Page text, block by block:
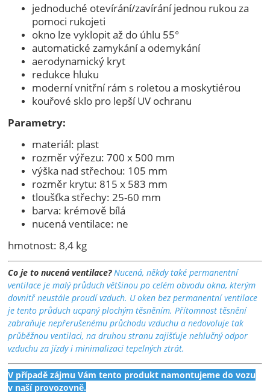
jednoduché otevírání/zavírání jednou rukou za
pomoci rukojeti
okno lze vyklopit až do úhlu 55°
automatické zamykání a odemykání
aerodynamický kryt
redukce hluku
moderní vnitřní rám s roletou a moskytiérou
kouřové sklo pro lepší UV ochranu
Parametry:
materiál: plast
rozměr výřezu: 700 x 500 mm
výška nad střechou: 105 mm
rozměr krytu: 815 x 583 mm
tloušťka střechy: 25-60 mm
barva: krémově bílá
nucená ventilace: ne
hmotnost: 8,4 kg
Co je to nucená ventilace? Nucená, někdy také permanentní
ventilace je malý průduch většinou po celém obvodu okna, kterým
dovnitř neustále proudí vzduch. U oken bez permanentní ventilace
je tento průduch ucpaný plochým těsněním. Přítomnost těsnění
zabraňuje nepřerušenému průchodu vzduchu a nedovoluje tak
průběžnou ventilaci, na druhou stranu zajišťuje nehlučný odpor
vzduchu za jízdy i minimalizaci tepelných ztrát.
V případě zájmu Vám tento produkt namontujeme do vozu
v naší provozovně.